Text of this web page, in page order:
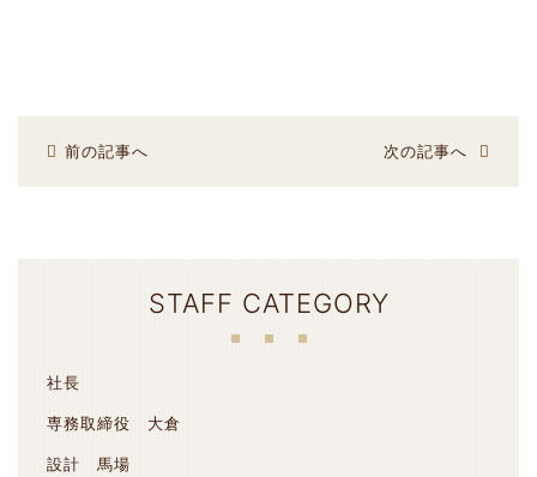
前の記事へ 次の記事へ
STAFF CATEGORY
社長
専務取締役 大倉
設計 馬場